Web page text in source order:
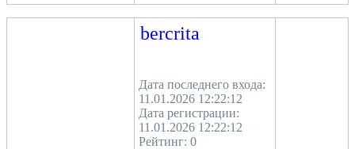
bercrita
Дата последнего входа:
11.01.2026 12:22:12
Дата регистрации:
11.01.2026 12:22:12
Рейтинг: 0